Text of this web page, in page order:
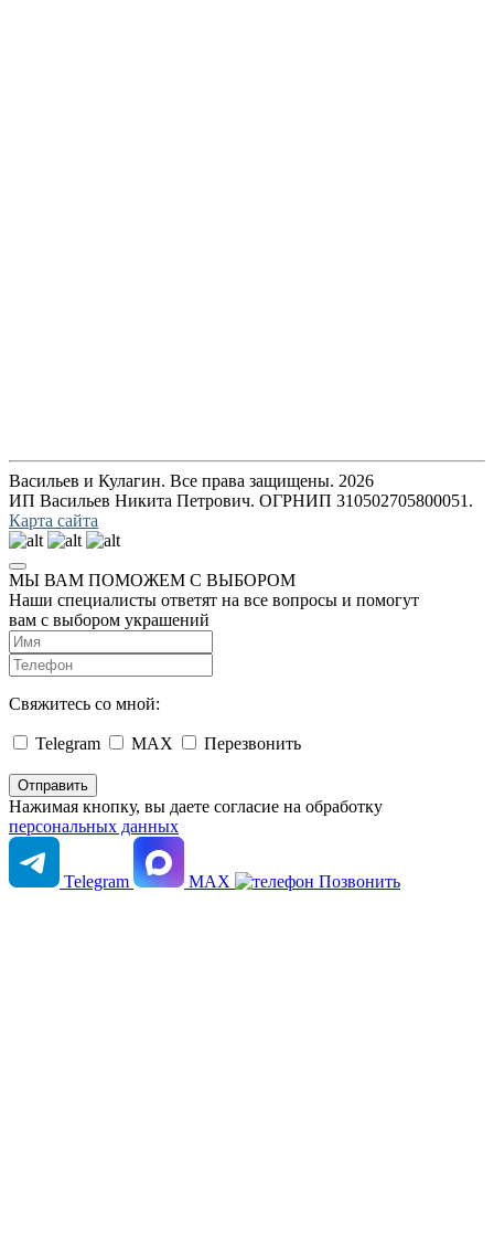
Васильев и Кулагин. Все права защищены. 2026
ИП Васильев Никита Петрович. ОГРНИП 310502705800051.
Карта сайта
МЫ ВАМ ПОМОЖЕМ С ВЫБОРОМ
Наши специалисты ответят на все вопросы и помогут
вам с выбором украшений
Свяжитесь со мной:
Telegram MAX Перезвонить
Нажимая кнопку, вы даете согласие на обработку
персональных данных
Telegram MAX Позвонить